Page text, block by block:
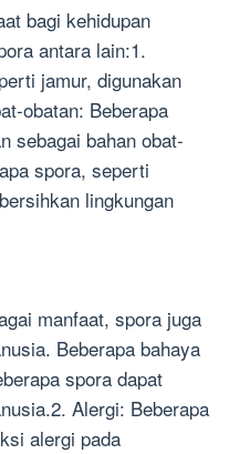
bagi kehidupan
antara lain:1.
jamur, digunakan
obatan: Beberapa
sebagai bahan obat-
spora, seperti
lingkungan
manfaat, spora juga
Beberapa bahaya
spora dapat
Alergi: Beberapa
alergi pada